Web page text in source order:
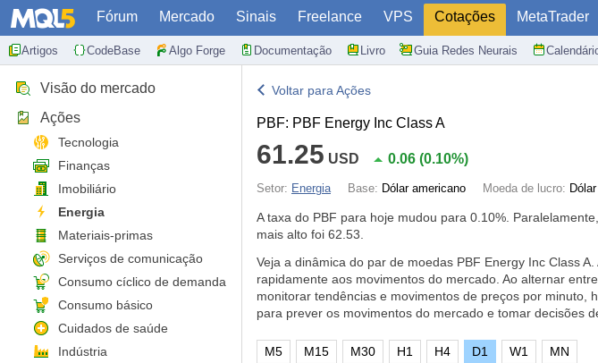
Fórum Mercado Sinais Freelance VPS Cotações MetaTrader
Artigos CodeBase Algo Forge Documentação Livro Guia Redes Neurais
Visão do mercado
Ações
Tecnologia
Finanças
Imobiliário
Energia
Materiais-primas
Serviços de comunicação
Consumo cíclico de demanda
Consumo básico
Cuidados de saúde
Indústria
Voltar para Ações
PBF: PBF Energy Inc Class A
61.25 USD 0.06 (0.10%)
Setor: Energia Base: Dólar americano Moeda de lucro:
A taxa do PBF para hoje mudou para 0.10% .
mais alto foi 62.53.
Veja a dinâmica do par de moedas PBF Energy Inc Class
rapidamente aos movimentos do mercado. Ao alternar
monitorar tendências e movimentos de preços por minuto,
para prever os movimentos do mercado e tomar decisões
M5 M15 M30 H1 H4 D1 W1 MN